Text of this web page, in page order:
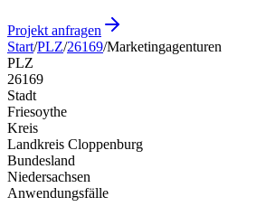
Projekt anfragen
Start/PLZ/26169/Marketingagenturen
PLZ
26169
Stadt
Friesoythe
Kreis
Landkreis Cloppenburg
Bundesland
Niedersachsen
Anwendungsfälle